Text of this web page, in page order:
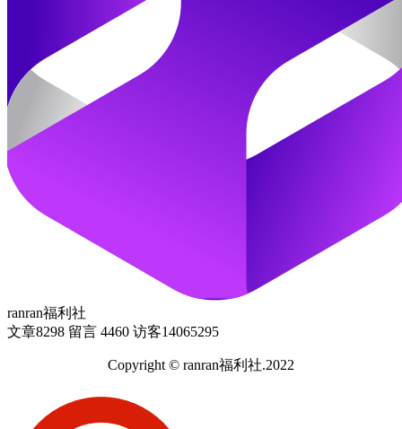
ranran福利社
文章8298 留言 4460 访客14065295
Copyright © ranran福利社.2022